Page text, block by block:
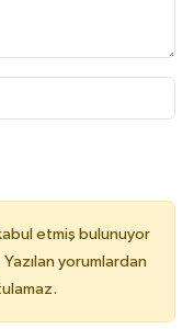
etmiş bulunuyor
yorumlardan